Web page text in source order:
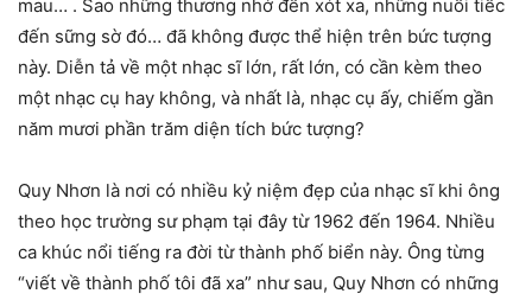
mau… . Sao những thương nhớ đến xót xa, những nuối tiếc
đến sững sờ đó… đã không được thể hiện trên bức tượng
này. Diễn tả về một nhạc sĩ lớn, rất lớn, có cần kèm theo
một nhạc cụ hay không, và nhất là, nhạc cụ ấy, chiếm gần
năm mươi phần trăm diện tích bức tượng?
Quy Nhơn là nơi có nhiều kỷ niệm đẹp của nhạc sĩ khi ông
theo học trường sư phạm tại đây từ 1962 đến 1964. Nhiều
ca khúc nổi tiếng ra đời từ thành phố biển này. Ông từng
“viết về thành phố tôi đã xa” như sau, Quy Nhơn có những